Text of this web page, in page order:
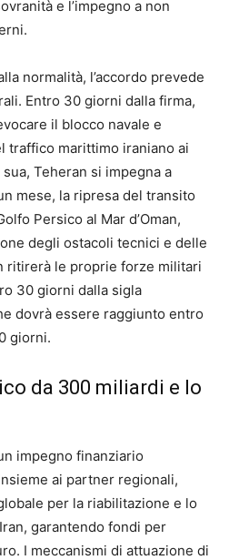
e l’impegno a non
normalità, l’accordo prevede
Entro 30 giorni dalla firma,
il blocco navale e
marittimo iraniano ai
Teheran si impegna a
mese, la ripresa del transito
Persico al Mar d’Oman,
degli ostacoli tecnici e delle
ritirerà le proprie forze militari
30 giorni dalla sigla
dovrà essere raggiunto entro
giorni.
da 300 miliardi e lo
impegno finanziario
ai partner regionali,
per la riabilitazione e lo
garantendo fondi per
I meccanismi di attuazione di